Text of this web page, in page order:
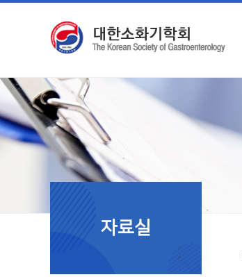
자료실